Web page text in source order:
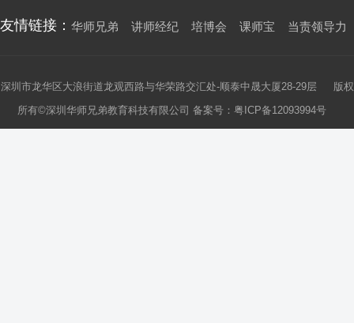
友情链接： 华师兄弟 讲师经纪 培博会 课师宝 当责领导力
深圳市龙华区大浪街道龙观西路与华荣路交汇处-顺泰中晟大厦28-29层 版权
所有©深圳华师兄弟教育科技有限公司 备案号： 粤ICP备12093994号